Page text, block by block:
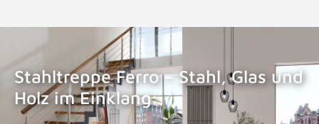
Stahltreppe Ferro – Stahl, Glas und
Holz im Einklang: